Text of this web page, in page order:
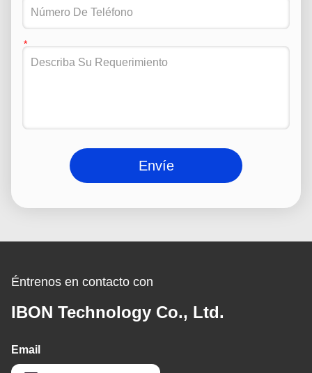
Envíe
Éntrenos en contacto con
IBON Technology Co., Ltd.
Email